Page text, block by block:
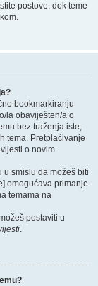
postove, dok teme
bookmarkiranju
la obaviješten/a o
bez traženja iste,
tema. Pretplaćivanje
o novim
smislu da možeš biti
omogućava primanje
temama na
postaviti u
.